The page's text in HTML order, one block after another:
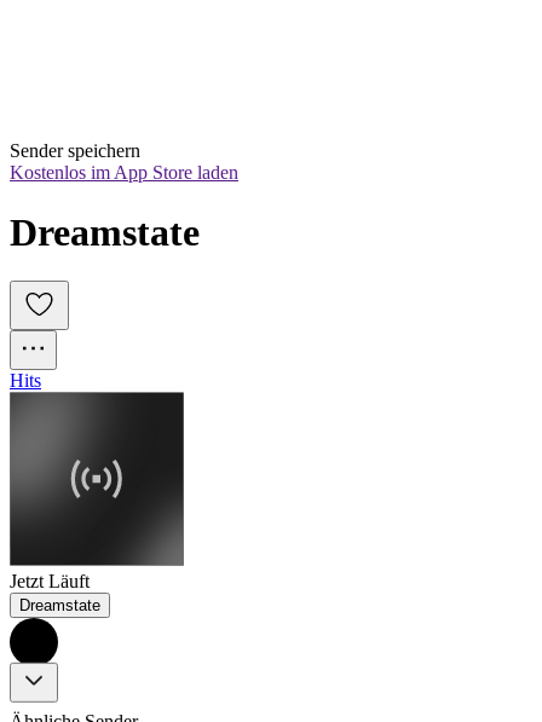
Sender speichern
Kostenlos im App Store laden
Dreamstate
Hits
Jetzt Läuft
Dreamstate